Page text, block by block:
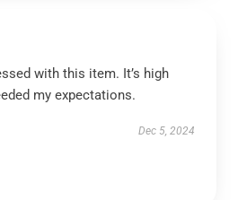
with this item. It’s high
my expectations.
Dec 5, 2024